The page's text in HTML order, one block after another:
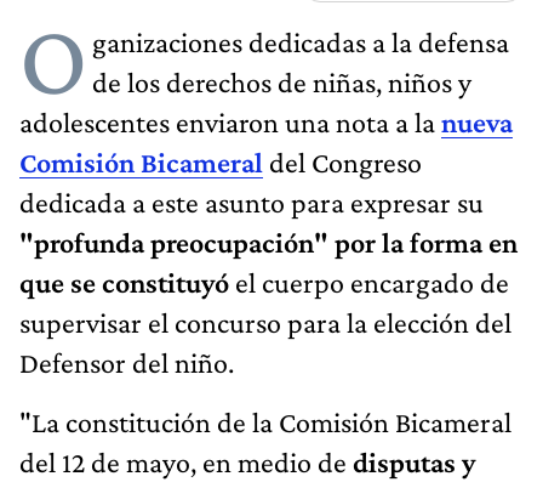
O ganizaciones dedicadas a la defensa
de los derechos de niñas, niños y
adolescentes enviaron una nota a lanueva
Comisión Bicameral del Congreso
dedicada a este asunto para expresar su
"profunda preocupación" por la forma en
que se constituyó el cuerpo encargado de
supervisar el concurso para la elección del
Defensor del niño.
"La constitución de la Comisión Bicameral
del 12 de mayo, en medio de disputas y